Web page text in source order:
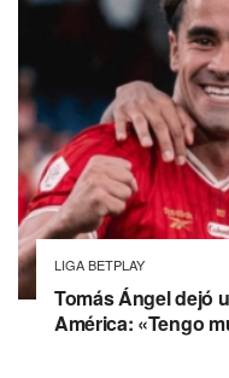
LIGA BETPLAY
Tomás Ángel dejó
América: «Tengo